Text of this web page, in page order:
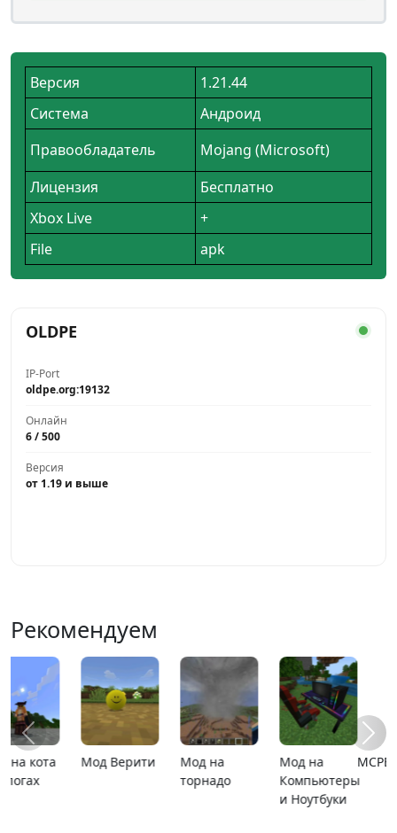
Версия
1.21.44
Система
Андроид
Правообладатель
Mojang (Microsoft)
Лицензия
Бесплатно
Xbox Live
+
File
apk
OLDPE
IP-Port
oldpe.org:19132
Онлайн
6 / 500
Версия
от 1.19 и выше
Рекомендуем
MCPE 26.13 MCPE 26.1
Карта
расширяющийся
Карта ада